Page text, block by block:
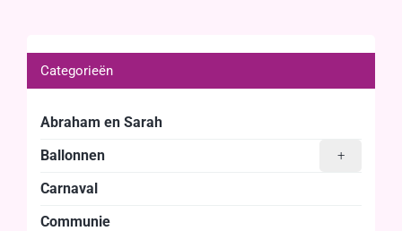
Categorieën
Abraham en Sarah
+
Ballonnen
Carnaval
Communie